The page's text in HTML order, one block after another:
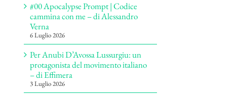
#00 Apocalypse Prompt | Codice
cammina con me – di Alessandro
Verna
6 Luglio 2026
Per Anubi D’Avossa Lussurgiu: un
protagonista del movimento italiano
– di Effimera
3 Luglio 2026